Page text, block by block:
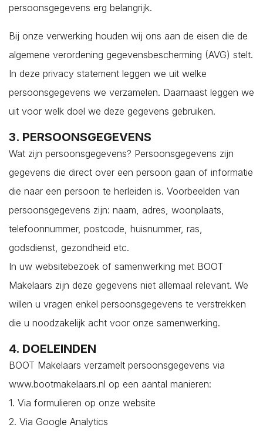
persoonsgegevens erg belangrijk.
Bij onze verwerking houden wij ons aan de eisen die de
algemene verordening gegevensbescherming (AVG) stelt.
In deze privacy statement leggen we uit welke
persoonsgegevens we verzamelen. Daarnaast leggen we
uit voor welk doel we deze gegevens gebruiken.
3. PERSOONSGEGEVENS
Wat zijn persoonsgegevens? Persoonsgegevens zijn
gegevens die direct over een persoon gaan of informatie
die naar een persoon te herleiden is. Voorbeelden van
persoonsgegevens zijn: naam, adres, woonplaats,
telefoonnummer, postcode, huisnummer, ras,
godsdienst, gezondheid etc.
In uw websitebezoek of samenwerking met BOOT
Makelaars zijn deze gegevens niet allemaal relevant. We
willen u vragen enkel persoonsgegevens te verstrekken
die u noodzakelijk acht voor onze samenwerking.
4. DOELEINDEN
BOOT Makelaars verzamelt persoonsgegevens via
www.bootmakelaars.nl op een aantal manieren:
1. Via formulieren op onze website
2. Via Google Analytics
's-Heer Hendrikskinderen
's-Heerenhoek
Heinkenszand
Hoedekenskerke
Kattendijke
Kerkwerve
Kloetinge
Kortgene
Krabbendijke
Kwadendamme
Lewedorp
Middelburg
Nieuw- en Sint Joosland
Nieuwdorp
Nieuwerkerk
Nisse